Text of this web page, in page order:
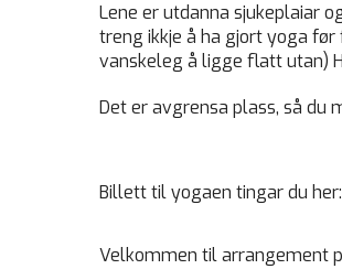
Lene er utdanna sjukeplaiar
treng ikkje å ha gjort yoga
vanskeleg å ligge flatt utan)
Det er avgrensa plass, så du
Billett til yogaen tingar du her:
Velkommen til arrangement